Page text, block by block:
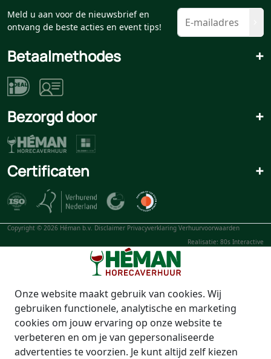
Meld u aan voor de nieuwsbrief en
ontvang de beste acties en event tips!
Betaalmethodes +
Bezorgd door +
Certificaten +
Copyright © 2026 Héman b.v. Disclaimer Privacyverklaring Verhuurvoorwaarden
Realisatie: 80s Interactive
Onze website maakt gebruik van cookies. Wij
gebruiken functionele, analytische en marketing
cookies om jouw ervaring op onze website te
verbeteren en om je van gepersonaliseerde
advertenties te voorzien. Je kunt altijd zelf kiezen